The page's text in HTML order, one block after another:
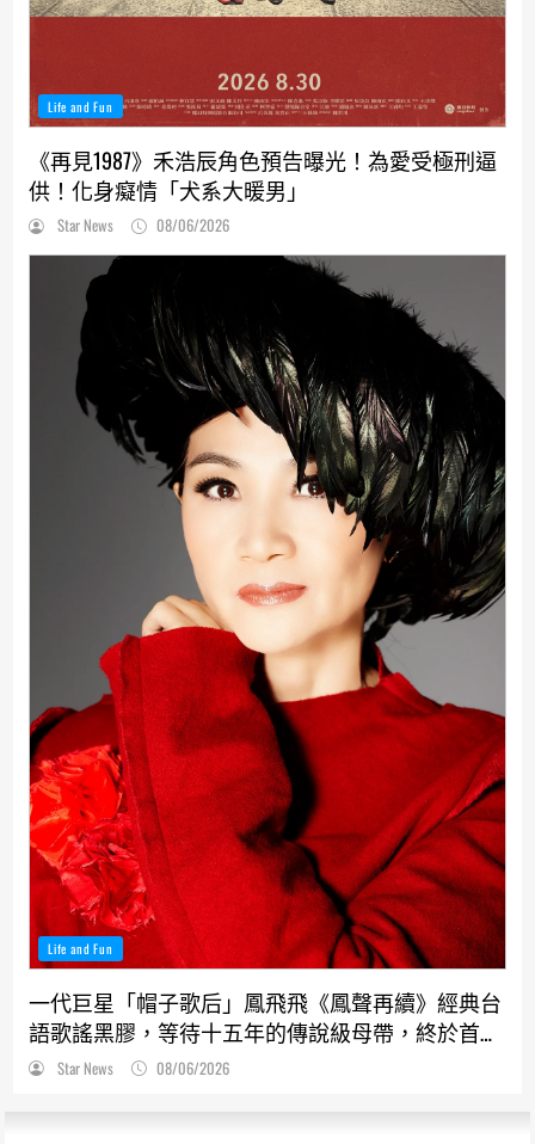
Life and Fun
《再見1987》禾浩辰角色預告曝光！為愛受極刑逼
供！化身癡情「犬系大暖男」
Star News 08/06/2026
Life and Fun
一代巨星「帽子歌后」鳳飛飛《鳳聲再續》經典台
語歌謠黑膠，等待十五年的傳說級母帶，終於首度
解封！
Star News 08/06/2026